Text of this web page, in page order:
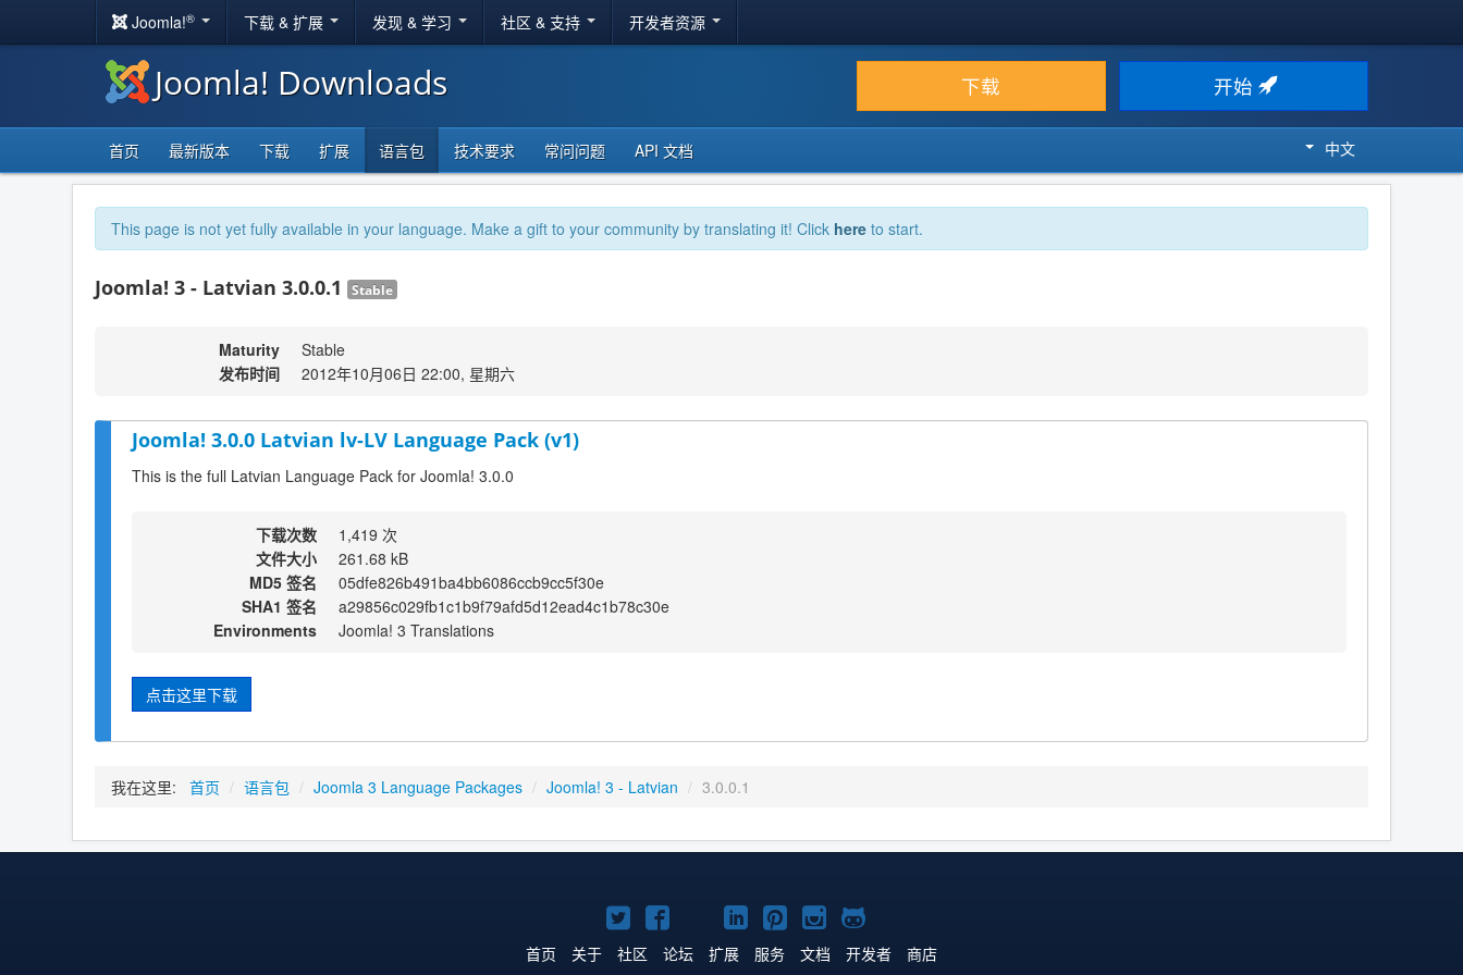
Joomla!® 下载 & 扩展 发现 & 学习 社区 & 支持 开发者资源
Joomla! Downloads 下载 开始
首页 最新版本 下载 扩展 语言包 技术要求 常问问题 API 文档 中文
This page is not yet fully available in your language. Make a gift to your community by translating it! Click here to start.
Joomla! 3 - Latvian 3.0.0.1 Stable
Maturity
Stable
发布时间
2012年10月06日 22:00, 星期六
Joomla! 3.0.0 Latvian lv-LV Language Pack (v1)
This is the full Latvian Language Pack for Joomla! 3.0.0
下载次数
1,419 次
文件大小
261.68 kB
MD5 签名
05dfe826b491ba4bb6086ccb9cc5f30e
SHA1 签名
a29856c029fb1c1b9f79afd5d12ead4c1b78c30e
Environments
Joomla! 3 Translations
点击这里下载
我在这里: 首页 / 语言包 / Joomla 3 Language Packages / Joomla! 3 - Latvian / 3.0.0.1
Twitter
主
Facebook
主
YouTube
主
LinkedIn
主
Pinterest
主
Instagram
主
GitHub
主
首页 关于 社区 论坛 扩展 服务 文档 开发者 商店